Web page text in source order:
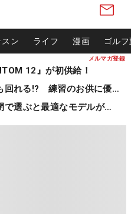
メルマガ登録
スン ライフ 漫画 ゴル
12』が初供給！
憧れのオーガスタも回れる!? 練習のお供に優秀な一品
MOI × フェース開閉で選ぶと最適なモデルが見つかる